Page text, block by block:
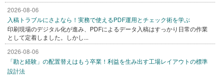
2026-08-06
入稿トラブルにさよなら！実務で使えるPDF運用とチェック術を学ぶ
印刷現場のデジタル化が進み、PDFによるデータ入稿はすっかり日常の作業
として定着しました。しかし...
2026-08-06
「勘と経験」の配置替えはもう卒業！利益を生み出す工場レイアウトの標準
設計法